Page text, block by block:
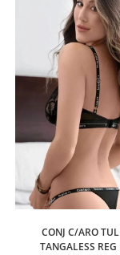
CONJ C/ARO
TANGALESS REG